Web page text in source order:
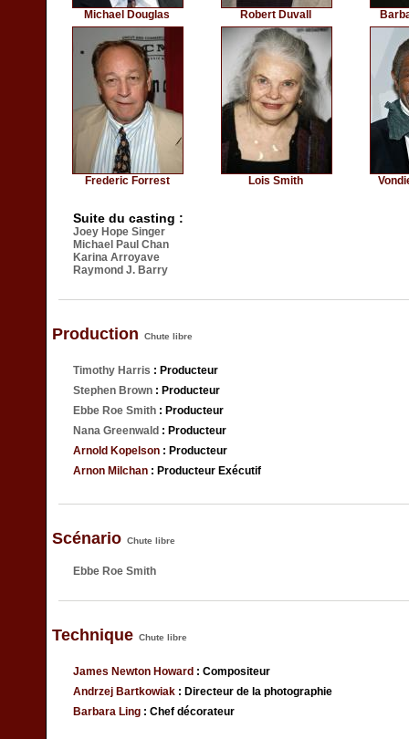
Michael Douglas Robert Duvall
Frederic Forrest Lois Smith
Suite du casting :
Joey Hope Singer
Michael Paul Chan
Karina Arroyave
Raymond J. Barry
Production Chute libre
Timothy Harris : Producteur
Stephen Brown : Producteur
Ebbe Roe Smith : Producteur
Nana Greenwald : Producteur
Arnold Kopelson : Producteur
Arnon Milchan : Producteur Exécutif
Scénario Chute libre
Ebbe Roe Smith
Technique Chute libre
James Newton Howard : Compositeur
Andrzej Bartkowiak : Directeur de la photographie
Barbara Ling : Chef décorateur